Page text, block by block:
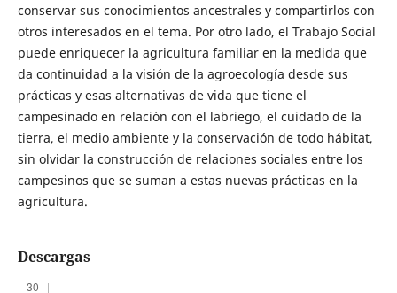
conservar sus conocimientos ancestrales y compartirlos con
otros interesados en el tema. Por otro lado, el Trabajo Social
puede enriquecer la agricultura familiar en la medida que
da continuidad a la visión de la agroecología desde sus
prácticas y esas alternativas de vida que tiene el
campesinado en relación con el labriego, el cuidado de la
tierra, el medio ambiente y la conservación de todo hábitat,
sin olvidar la construcción de relaciones sociales entre los
campesinos que se suman a estas nuevas prácticas en la
agricultura.
Descargas